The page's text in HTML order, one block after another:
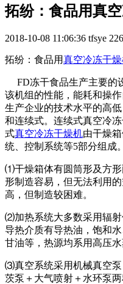
拓纷：食品用真
2018-10-08 11:06:36 tfsye 226
拓纷：食品用真空冷冻干
FD冻干食品生产主要的
该机组的性能，能耗和操
生产企业的技术水平的高低
和连续式。连续式真空冷
式真空冷冻干燥机由干燥
统、控制系统等5部分组成。
⑴干燥箱体有圆筒形及方
形制造容易，但无法利用
高，但制造较困难。
⑵加热系统大多数采用辐射
导热介质有导热油，饱和
甘油等，热源均系用高压水
⑶真空系统采用机械真空
茨泵＋大气喷射＋水环泵